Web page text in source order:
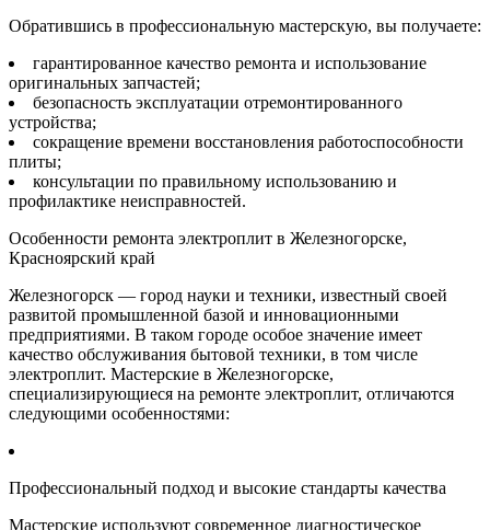
Обратившись в профессиональную мастерскую, вы получаете:
гарантированное качество ремонта и использование
оригинальных запчастей;
безопасность эксплуатации отремонтированного
устройства;
сокращение времени восстановления работоспособности
плиты;
консультации по правильному использованию и
профилактике неисправностей.
Особенности ремонта электроплит в Железногорске,
Красноярский край
Железногорск — город науки и техники, известный своей
развитой промышленной базой и инновационными
предприятиями. В таком городе особое значение имеет
качество обслуживания бытовой техники, в том числе
электроплит. Мастерские в Железногорске,
специализирующиеся на ремонте электроплит, отличаются
следующими особенностями:
Профессиональный подход и высокие стандарты качества
Мастерские используют современное диагностическое